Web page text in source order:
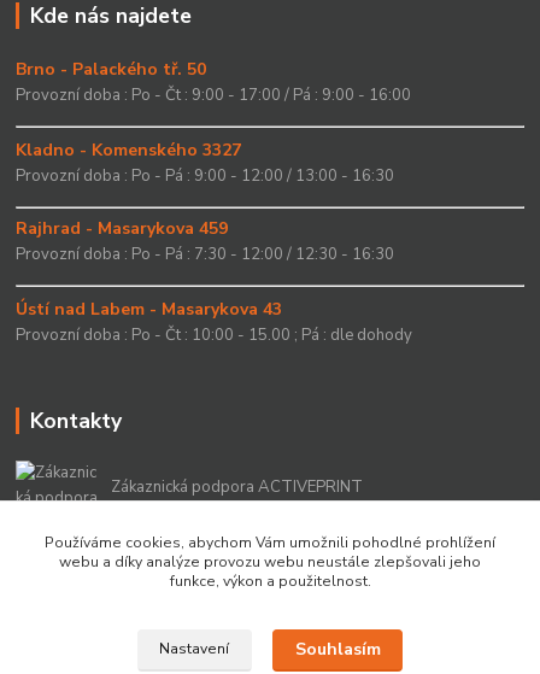
Kde nás najdete
Brno - Palackého tř. 50
Provozní doba : Po - Čt : 9:00 - 17:00 / Pá : 9:00 - 16:00
Kladno - Komenského 3327
Provozní doba : Po - Pá : 9:00 - 12:00 / 13:00 - 16:30
Rajhrad - Masarykova 459
Provozní doba : Po - Pá : 7:30 - 12:00 / 12:30 - 16:30
Ústí nad Labem - Masarykova 43
Provozní doba : Po - Čt : 10:00 - 15.00 ; Pá : dle dohody
Kontakty
Zákaznická podpora ACTIVEPRINT
info@activeprint.cz
Používáme cookies, abychom Vám umožnili pohodlné prohlížení
webu a díky analýze provozu webu neustále zlepšovali jeho
funkce, výkon a použitelnost.
Nastavení Souhlasím